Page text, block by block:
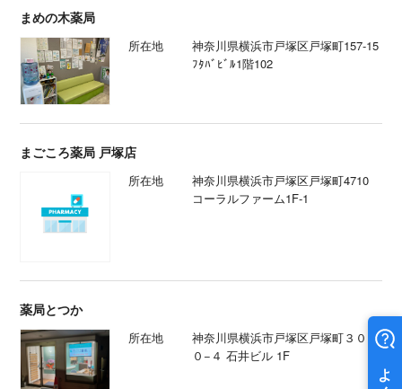
まめの木薬局
所在地
神奈川県横浜市戸塚区戸塚町157-15
ﾌﾀﾊﾞﾋﾞﾙ1階102
まごころ薬局 戸塚店
所在地
神奈川県横浜市戸塚区戸塚町4710
コーラルファーム1F‐1
薬局とつか
所在地
神奈川県横浜市戸塚区戸塚町３００
０−４ 石井ビル 1F